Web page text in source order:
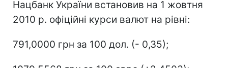
Нацбанк України встановив на 1 жовтня
2010 р. офіційні курси валют на рівні:
791,0000 грн за 100 дол. (- 0,35);